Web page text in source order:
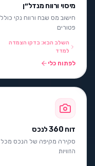
מיסוי ורווח מנדל״ן
חישוב מס שבח ורווח נקי כולל
פטורים
השלב הבא: בדקו הצמדה
למדד
לפתוח כלי
דוח 360 לנכס
סקירה מקיפה של הנכס מכל
הזוויות